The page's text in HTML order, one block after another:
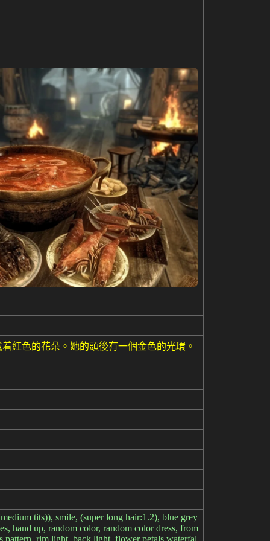
紅色的花朵。她的頭後有一個金色的光環。
tits)), smile, (super long hair:1.2), blue grey
hand up, random color, random color dress, from
pattern, rim light, back light, flower petals waterfal